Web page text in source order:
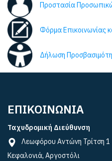
Προστασία
Φόρμα Επικοινωνίας
Δήλωση
ΕΠΙΚΟΙΝΩΝΙΑ
Ταχυδρομική Διεύθυνση
Λεωφόρου Αντώνη Τρίτση 1
Κεφαλονιά, Αργοστόλι